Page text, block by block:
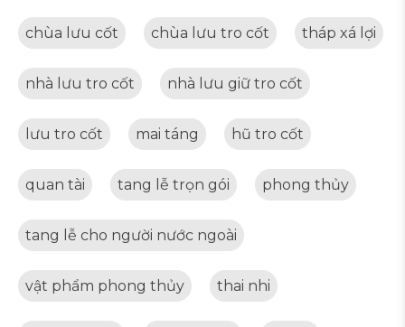
chùa lưu cốt chùa lưu tro cốt tháp xá lợi
nhà lưu tro cốt nhà lưu giữ tro cốt
lưu tro cốt mai táng hũ tro cốt
quan tài tang lễ trọn gói phong thủy
tang lễ cho người nước ngoài
vật phẩm phong thủy thai nhi